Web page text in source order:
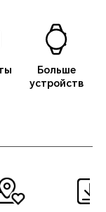
Больше
устройств